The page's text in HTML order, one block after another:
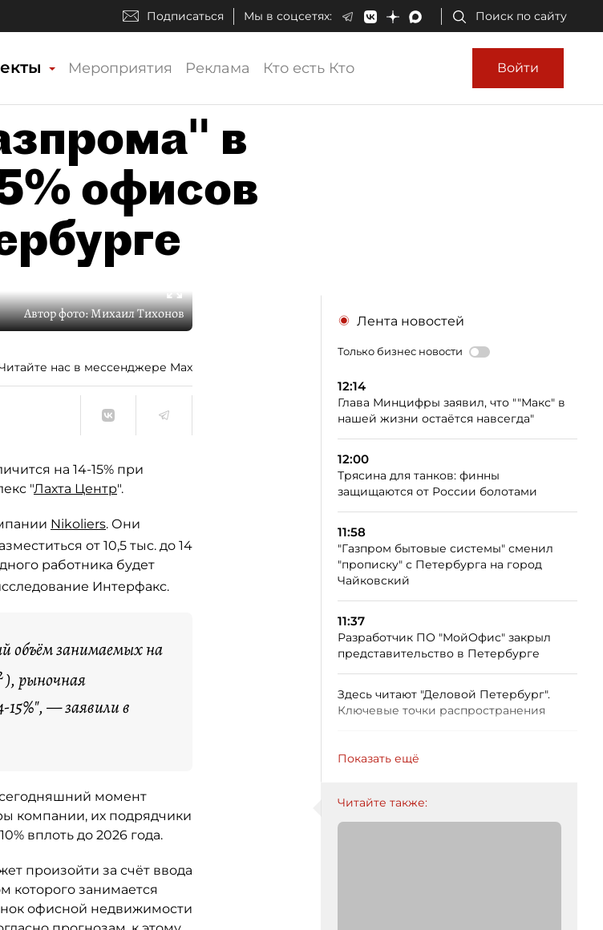
Подписаться Мы в соцсетях: Поиск по сайту
Мероприятия Реклама Кто есть Кто Войти
в
офисов
Автор фото:Михаил Тихонов
нас в мессенджере Max
на 14-15% при
"Лахта Центр".
Nikoliers. Они
от 10,5 тыс. до 14
работника будет
Интерфакс.
объём занимаемых на
), рыночная
15%", — заявили в
момент
компании, их подрядчики
вплоть до 2026 года.
произойти за счёт ввода
которого занимается
офисной недвижимости
Лента новостей
Только бизнес новости
12:14
Глава Минцифры заявил, что ""Макс" в
нашей жизни остаётся навсегда"
12:00
Трясина для танков: финны
защищаются от России болотами
11:58
"Газпром бытовые системы" сменил
"прописку" с Петербурга на город
Чайковский
11:37
Разработчик ПО "МойОфис" закрыл
представительство в Петербурге
Здесь читают "Деловой Петербург".
Ключевые точки распространения
Показать ещё
Читайте также: